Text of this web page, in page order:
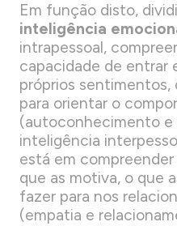
Em função disto,
inteligência
intrapessoal,
capacidade de entrar
próprios sentimentos,
para orientar o
(autoconhecimento
inteligência
está em
que as motiva, o que
fazer para nos
(empatia e